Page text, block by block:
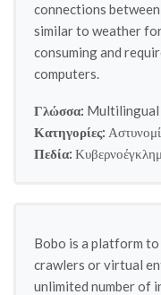
connections
similar to weather
consuming and
computers.
Γλώσσα: Multilingual
Κατηγορίες:
Πεδία:
Bobo is a platform
crawlers or virtual
unlimited number of